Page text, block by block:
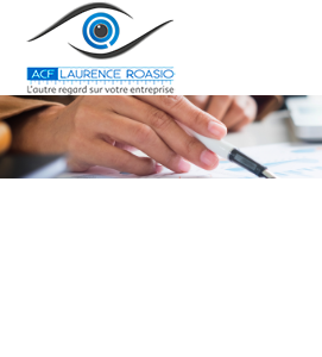
Vous êtes ici :